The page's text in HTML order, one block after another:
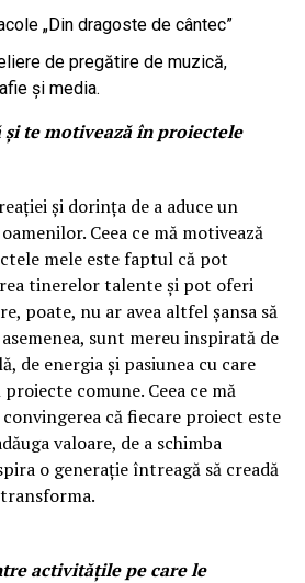
„Din dragoste de cântec”
de pregătire de muzică,
și media.
și te motivează în proiectele
și dorința de a aduce un
Ceea ce mă motivează
mele este faptul că pot
tinerelor talente și pot oferi
poate, nu ar avea altfel șansa să
sunt mereu inspirată de
de energia și pasiunea cu care
comune. Ceea ce mă
că fiecare proiect este
valoare, de a schimba
o generație întreagă să creadă
activitățile pe care le